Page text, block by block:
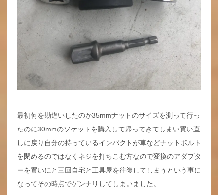
最初何を勘違いしたのか35mmナットのサイズを測って行っ
たのに30mmのソケットを購入して帰ってきてしまい買い直
しに戻り自分の持っているインパクトが車などナットボルト
を閉めるのではなくネジを打ちこむ方なので変換のアダプタ
ーを買いにと三回自宅と工具屋を往復してしまうという事に
なってその時点でゲンナリしてしまいました。